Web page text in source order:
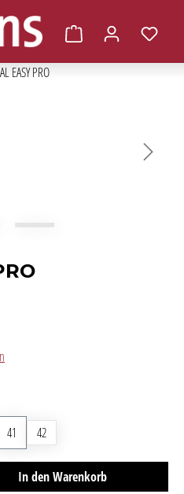
Warenkorb enthält
nicht verfügbar.)
41 42
Wert ein oder
In den Warenkorb